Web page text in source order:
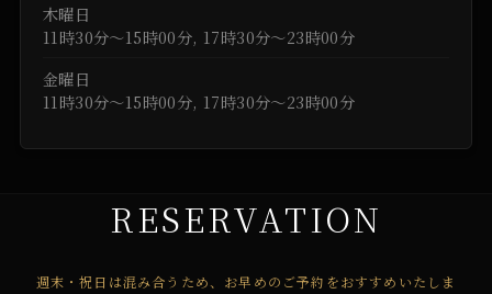
木曜日
11時30分～15時00分, 17時30分～23時00分
金曜日
11時30分～15時00分, 17時30分～23時00分
RESERVATION
週末・祝日は混み合うため、お早めのご予約をおすすめいたしま